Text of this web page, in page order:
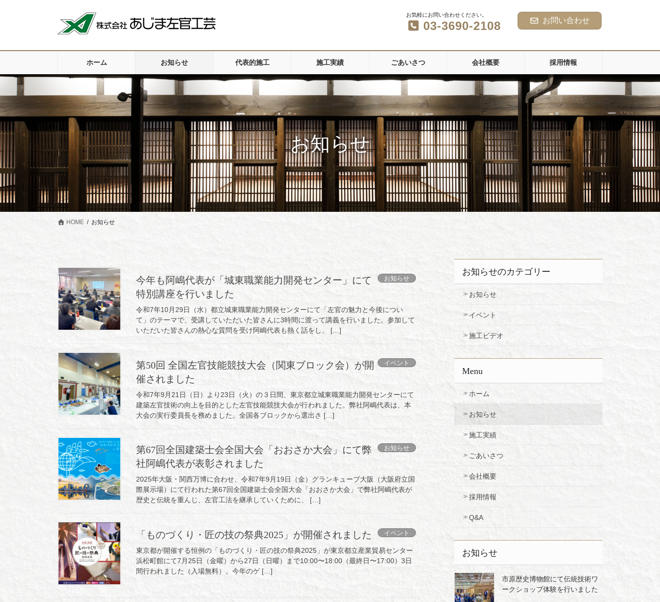
ツ
移
シ
ン
動
お気軽にお問い合わせください。
03-3690-2108 お問い合わせ
ホーム お知らせ 代表的施工 施工実績 ごあいさつ 会社概要 採用情報
お知らせ
HOME お知らせ
お知らせ
今年も阿嶋代表が「城東職業能力開発センター」にて
特別講座を行いました
令和7年10月29日（水）都立城東職業能力開発センターにて「左官の魅力と今後につい
て」のテーマで、受講していただいた皆さんに3時間に渡って講義を行いました。参加して
いただいた皆さんの熱心な質問を受け阿嶋代表も熱く話をし、 […]
イベント
第50回 全国左官技能競技大会（関東ブロック会）が開
催されました
令和7年9月21日（日）より23日（火）の３日間、東京都立城東職業能力開発センターにて
建築左官技術の向上を目的とした左官技能競技大会が行われました。弊社阿嶋代表は、本
大会の実行委員長を務めました。全国各ブロックから選出さ […]
お知らせ
第67回全国建築士会全国大会「おおさか大会」にて弊
社阿嶋代表が表彰されました
2025年大阪・関西万博に合わせ、令和7年9月19日（金）グランキューブ大阪（大阪府立国
際展示場）にて行われた第67回全国建築士会全国大会「おおさか大会」で弊社阿嶋代表が
歴史と伝統を重んじ、左官工法を継承していくために、 […]
イベント
「ものづくり・匠の技の祭典2025」が開催されました
東京都が開催する恒例の「ものづくり・匠の技の祭典2025」が東京都立産業貿易センター
浜松町館にて7月25日（金曜）から27日（日曜）まで10:00〜18:00（最終日〜17:00）3日
間行われました（入場無料）。今年のゲ […]
お知らせのカテゴリー
お知らせ
イベント
施工ビデオ
Menu
ホーム
お知らせ
施工実績
ごあいさつ
会社概要
採用情報
Q&A
お知らせ
市原歴史博物館にて伝統技術ワ
ークショップ体験を行いました